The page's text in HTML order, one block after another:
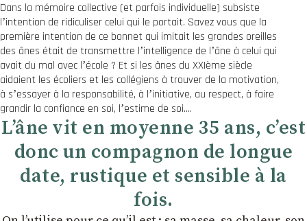
Dans la mémoire collective (et parfois individuelle) subsiste
lʼintention de ridiculiser celui qui le portait. Savez vous que la
première intention de ce bonnet qui imitait les grandes oreilles
des ânes était de transmettre lʼintelligence de lʼâne à celui qui
avait du mal avec lʼécole ? Et si les ânes du XXIème siècle
aidaient les écoliers et les collégiens à trouver de la motivation,
à sʼessayer à la responsabilité, à lʼinitiative, au respect, à faire
grandir la confiance en soi, lʼestime de soi….
Lʼâne vit en moyenne 35 ans, cʼest
donc un compagnon de longue
date, rustique et sensible à la
fois.